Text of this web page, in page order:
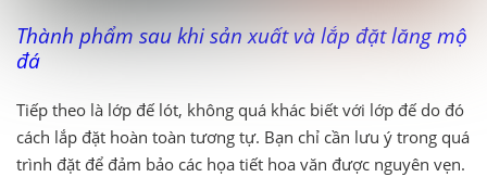
Thành phẩm sau khi sản xuất và lắp đặt lăng mộ
đá
Tiếp theo là lớp đế lót, không quá khác biết với lớp đế do đó
cách lắp đặt hoàn toàn tương tự. Bạn chỉ cần lưu ý trong quá
trình đặt để đảm bảo các họa tiết hoa văn được nguyên vẹn.